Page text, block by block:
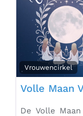
Vrouwencirkel
Volle Maan
De Volle